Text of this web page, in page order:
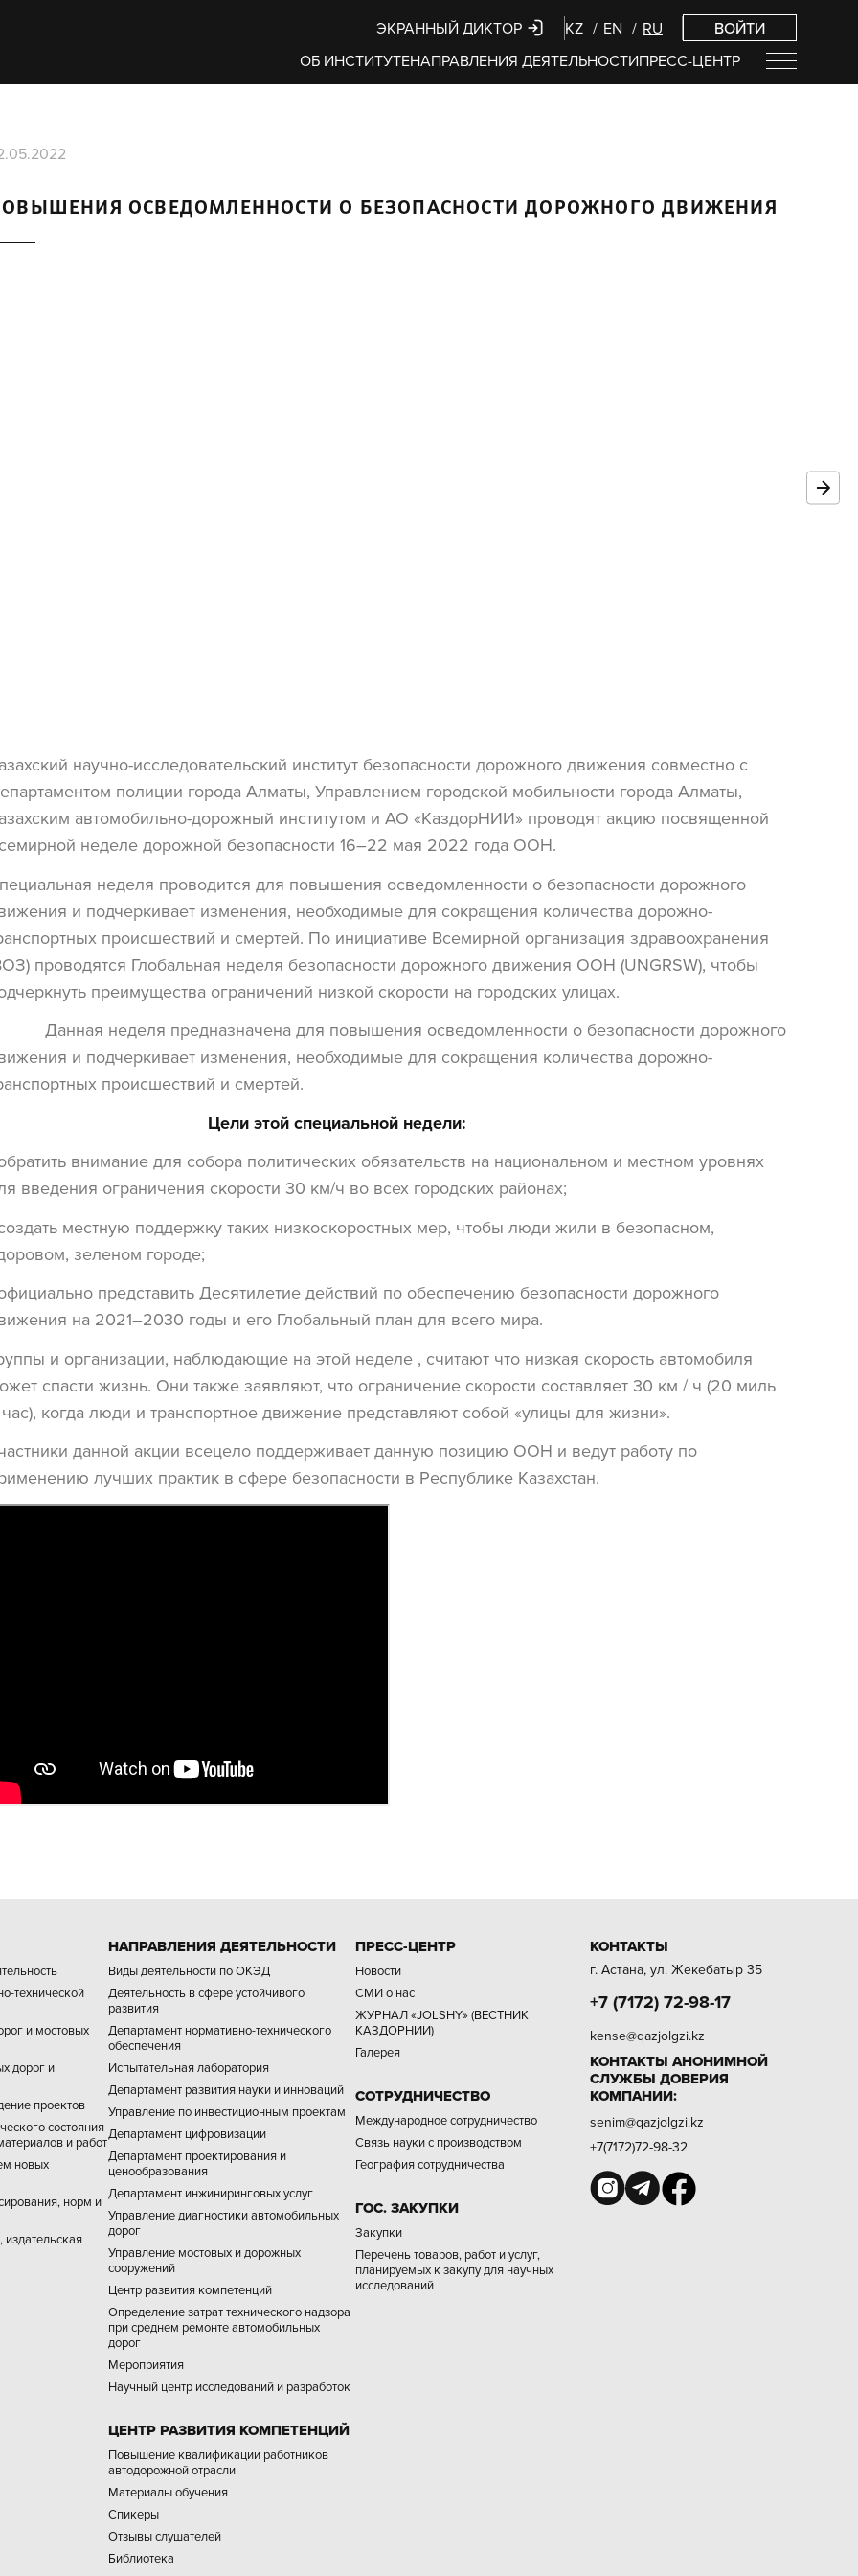
ЭКРАННЫЙ ДИКТОР KZ EN RU
ВОЙТИ
ОБ ИНСТИТУТЕНАПРАВЛЕНИЯ ДЕЯТЕЛЬНОСТИПРЕСС-ЦЕНТР
ОСВЕДОМЛЕННОСТИ О БЕЗОПАСНОСТИ ДОРОЖНОГО ДВИЖЕНИЯ
научно-исследовательский институт безопасности дорожного движения совместно с
полиции города Алматы, Управлением городской мобильности города Алматы,
автомобильно-дорожный институтом и АО «КаздорНИИ» проводят акцию посвященной
неделе дорожной безопасности 16–22 мая 2022 года ООН.
неделя проводится для повышения осведомленности о безопасности дорожного
и подчеркивает изменения, необходимые для сокращения количества дорожно-
происшествий и смертей. По инициативе Всемирной организация здравоохранения
проводятся Глобальная неделя безопасности дорожного движения ООН (UNGRSW), чтобы
преимущества ограничений низкой скорости на городских улицах.
Данная неделя предназначена для повышения осведомленности о безопасности дорожного
и подчеркивает изменения, необходимые для сокращения количества дорожно-
происшествий и смертей.
Цели этой специальной недели:
внимание для собора политических обязательств на национальном и местном уровнях
введения ограничения скорости 30 км/ч во всех городских районах;
местную поддержку таких низкоскоростных мер, чтобы люди жили в безопасном,
зеленом городе;
представить Десятилетие действий по обеспечению безопасности дорожного
на 2021–2030 годы и его Глобальный план для всего мира.
и организации, наблюдающие на этой неделе , считают что низкая скорость автомобиля
спасти жизнь. Они также заявляют, что ограничение скорости составляет 30 км / ч (20 миль
когда люди и транспортное движение представляют собой «улицы для жизни».
данной акции всецело поддерживает данную позицию ООН и ведут работу по
лучших практик в сфере безопасности в Республике Казахстан.
технической
и мостовых
дорог и
проектов
состояния
и работ
новых
норм и
НАПРАВЛЕНИЯ ДЕЯТЕЛЬНОСТИ
Виды деятельности по ОКЭД
Деятельность в сфере устойчивого
развития
Департамент нормативно-технического
обеспечения
Испытательная лаборатория
Департамент развития науки и инноваций
Управление по инвестиционным проектам
Департамент цифровизации
Департамент проектирования и
ценообразования
Департамент инжиниринговых услуг
Управление диагностики автомобильных
дорог
Управление мостовых и дорожных
сооружений
Центр развития компетенций
Определение затрат технического надзора
при среднем ремонте автомобильных
дорог
Мероприятия
Научный центр исследований и разработок
ЦЕНТР РАЗВИТИЯ КОМПЕТЕНЦИЙ
Повышение квалификации работников
автодорожной отрасли
Материалы обучения
Спикеры
Отзывы слушателей
Библиотека
ПРЕСС-ЦЕНТР
Новости
СМИ о нас
ЖУРНАЛ «JOLSHY» (ВЕСТНИК
КАЗДОРНИИ)
Галерея
СОТРУДНИЧЕСТВО
Международное сотрудничество
Связь науки с производством
География сотрудничества
ГОС. ЗАКУПКИ
Зaкупки
Перечень товаров, работ и услуг,
планируемых к закупу для научных
исследований
КОНТАКТЫ
г. Астана, ул. Жекебатыр 35
+7 (7172) 72-98-17
kense@qazjolgzi.kz
КОНТАКТЫ АНОНИМНОЙ
СЛУЖБЫ ДОВЕРИЯ
КОМПАНИИ:
senim@qazjolgzi.kz
+7(7172)72-98-32